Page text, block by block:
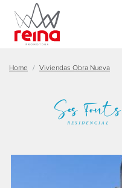
contenido
Home Viviendas Obra Nueva